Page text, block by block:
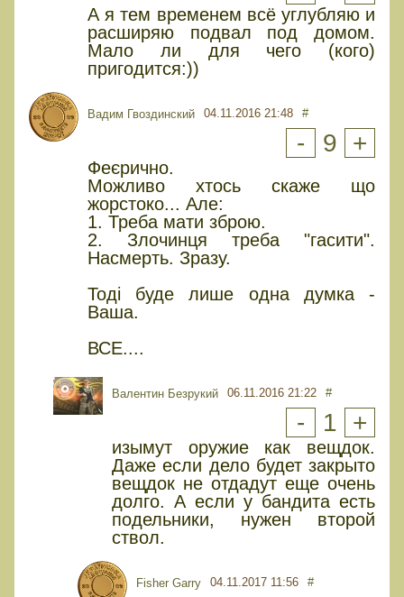
А я тем временем всё углубляю и
расширяю подвал под домом.
Мало ли для чего (кого)
пригодится:))
Вадим Гвоздинский 04.11.2016 21:48 #
- 9 +
Феєрично.
Можливо хтось скаже що
жорстоко... Але:
1. Треба мати зброю.
2. Злочинця треба "гасити".
Насмерть. Зразу.
Тоді буде лише одна думка -
Ваша.
ВСЕ....
Валентин Безрукий 06.11.2016 21:22 #
- 1 +
изымут оружие как вещдок.
Даже если дело будет закрыто
вещдок не отдадут еще очень
долго. А если у бандита есть
подельники, нужен второй
ствол.
Fisher Garry 04.11.2017 11:56 #